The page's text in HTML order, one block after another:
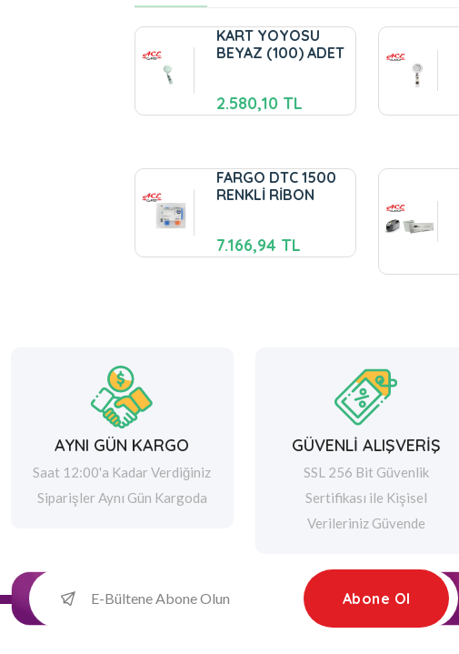
KART YOYOSU
BEYAZ (100) ADET
2.580,10 TL
FARGO DTC 1500
RENKLİ RİBON
7.166,94 TL
AYNI GÜN KARGO
Saat 12:00'a Kadar Verdiğiniz
Siparişler Aynı Gün Kargoda
GÜVENLİ ALIŞVERİŞ
SSL 256 Bit Güvenlik
Sertifikası ile Kişisel
Verileriniz Güvende
Abone Ol